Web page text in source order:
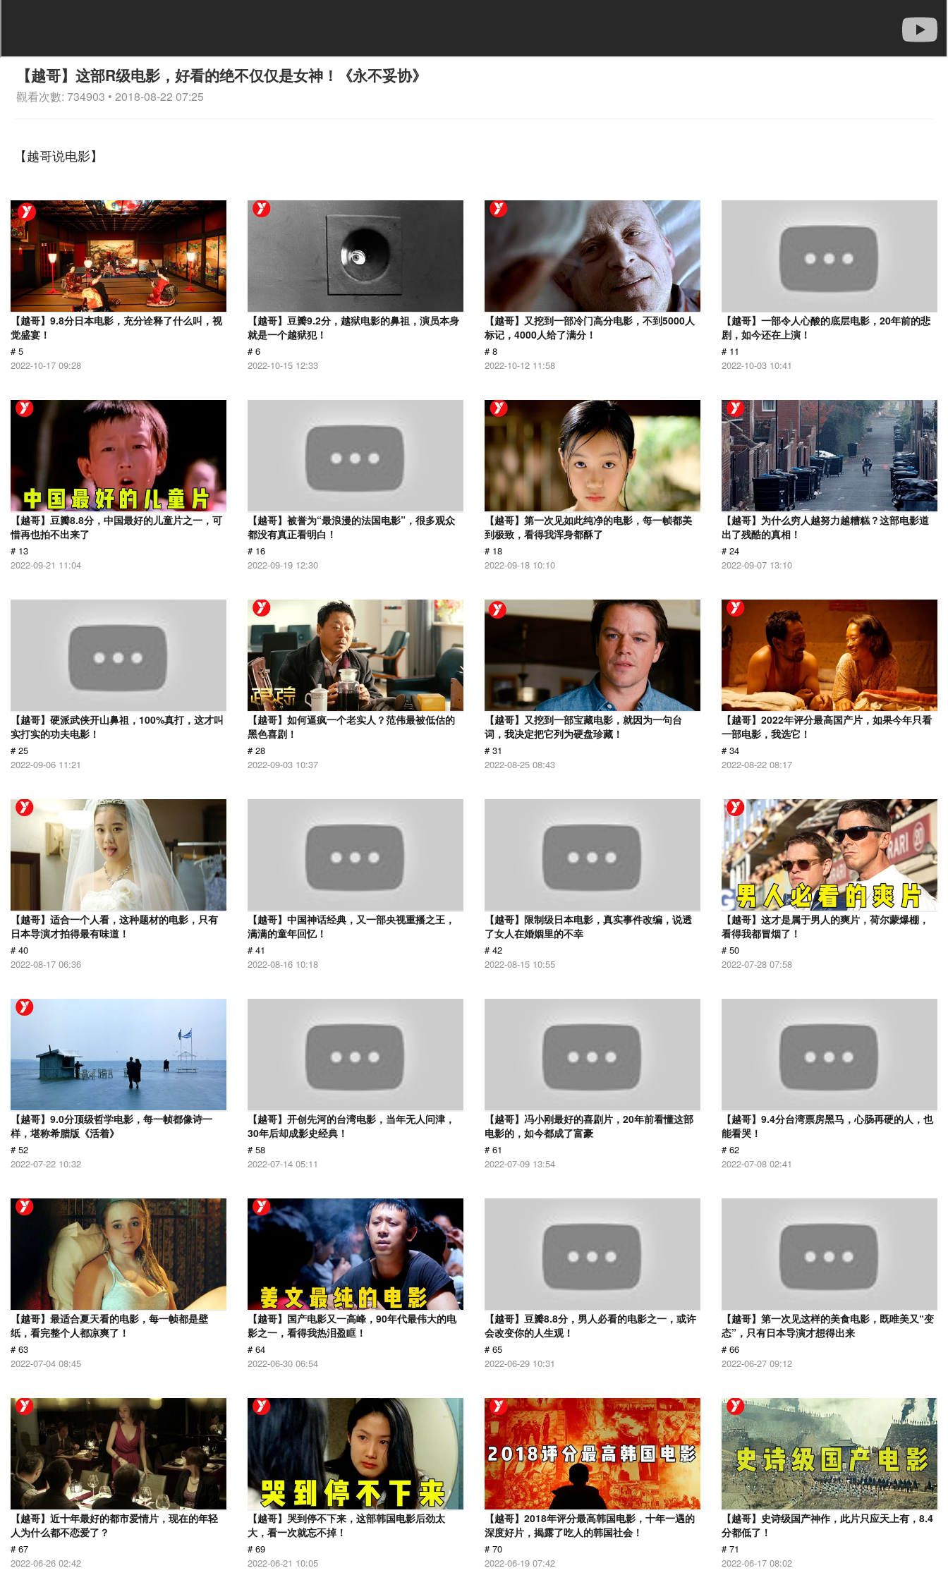
【越哥】这部R级电影，好看的绝不仅仅是女神！《永不妥协》
觀看次數: 734903 • 2018-08-22 07:25
【越哥说电影】
【越哥】9.8分日本电影，充分诠释了什么叫，视
觉盛宴！
# 5
2022-10-17 09:28
【越哥】豆瓣9.2分，越狱电影的鼻祖，演员本身
就是一个越狱犯！
# 6
2022-10-15 12:33
【越哥】又挖到一部冷门高分电影，不到5000人
标记，4000人给了满分！
# 8
2022-10-12 11:58
【越哥】一部令人心酸的底层电影，20年前的悲
剧，如今还在上演！
# 11
2022-10-03 10:41
【越哥】豆瓣8.8分，中国最好的儿童片之一，可
惜再也拍不出来了
# 13
2022-09-21 11:04
【越哥】被誉为“最浪漫的法国电影”，很多观众
都没有真正看明白！
# 16
2022-09-19 12:30
【越哥】第一次见如此纯净的电影，每一帧都美
到极致，看得我浑身都酥了
# 18
2022-09-18 10:10
【越哥】为什么穷人越努力越糟糕？这部电影道
出了残酷的真相！
# 24
2022-09-07 13:10
【越哥】硬派武侠开山鼻祖，100%真打，这才叫
实打实的功夫电影！
# 25
2022-09-06 11:21
【越哥】如何逼疯一个老实人？范伟最被低估的
黑色喜剧！
# 28
2022-09-03 10:37
【越哥】又挖到一部宝藏电影，就因为一句台
词，我决定把它列为硬盘珍藏！
# 31
2022-08-25 08:43
【越哥】2022年评分最高国产片，如果今年只看
一部电影，我选它！
# 34
2022-08-22 08:17
【越哥】适合一个人看，这种题材的电影，只有
日本导演才拍得最有味道！
# 40
2022-08-17 06:36
【越哥】中国神话经典，又一部央视重播之王，
满满的童年回忆！
# 41
2022-08-16 10:18
【越哥】限制级日本电影，真实事件改编，说透
了女人在婚姻里的不幸
# 42
2022-08-15 10:55
【越哥】这才是属于男人的爽片，荷尔蒙爆棚，
看得我都冒烟了！
# 50
2022-07-28 07:58
【越哥】9.0分顶级哲学电影，每一帧都像诗一
样，堪称希腊版《活着》
# 52
2022-07-22 10:32
【越哥】开创先河的台湾电影，当年无人问津，
30年后却成影史经典！
# 58
2022-07-14 05:11
【越哥】冯小刚最好的喜剧片，20年前看懂这部
电影的，如今都成了富豪
# 61
2022-07-09 13:54
【越哥】9.4分台湾票房黑马，心肠再硬的人，也
能看哭！
# 62
2022-07-08 02:41
【越哥】最适合夏天看的电影，每一帧都是壁
纸，看完整个人都凉爽了！
# 63
2022-07-04 08:45
【越哥】国产电影又一高峰，90年代最伟大的电
影之一，看得我热泪盈眶！
# 64
2022-06-30 06:54
【越哥】豆瓣8.8分，男人必看的电影之一，或许
会改变你的人生观！
# 65
2022-06-29 10:31
【越哥】第一次见这样的美食电影，既唯美又“变
态”，只有日本导演才想得出来
# 66
2022-06-27 09:12
【越哥】近十年最好的都市爱情片，现在的年轻
人为什么都不恋爱了？
# 67
2022-06-26 02:42
【越哥】哭到停不下来，这部韩国电影后劲太
大，看一次就忘不掉！
# 69
2022-06-21 10:05
【越哥】2018年评分最高韩国电影，十年一遇的
深度好片，揭露了吃人的韩国社会！
# 70
2022-06-19 07:42
【越哥】史诗级国产神作，此片只应天上有，8.4
分都低了！
# 71
2022-06-17 08:02